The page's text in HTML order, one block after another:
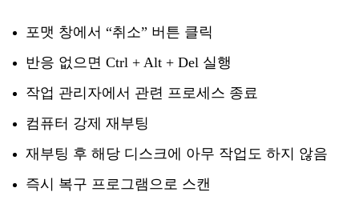
포맷 창에서 “취소” 버튼 클릭
반응 없으면 Ctrl + Alt + Del 실행
작업 관리자에서 관련 프로세스 종료
컴퓨터 강제 재부팅
재부팅 후 해당 디스크에 아무 작업도 하지 않음
즉시
복구 프로그램으로 스캔